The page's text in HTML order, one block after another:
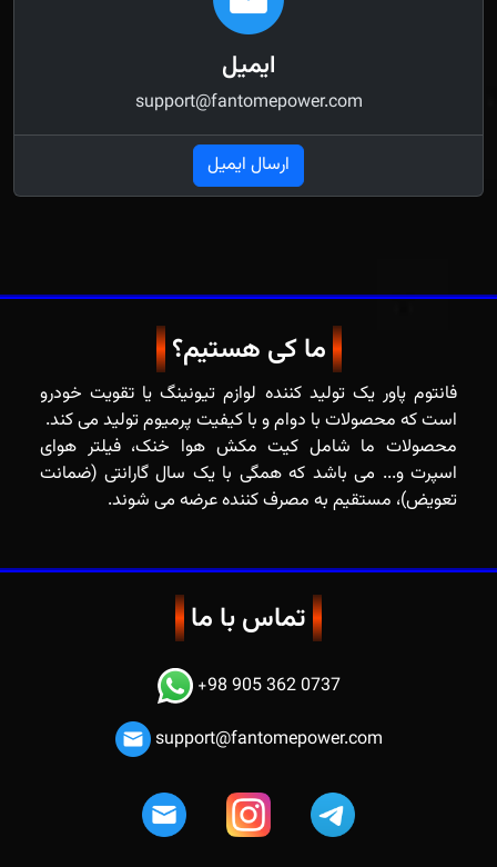
ایمیل
support@fantomepower.com
ارسال ایمیل
ما کی هستیم؟
فانتوم پاور یک تولید کننده لوازم تیونینگ یا تقویت خودرو
محصولات ما شامل کیت مکش هوا خنک، فیلتر هوای
اسپرت و... می باشد که همگی با یک سال گارانتی (ضمانت
تعویض)، مستقیم به مصرف کننده عرضه می شوند.
تماس با ما
+98 905 362 0737
support@fantomepower.com